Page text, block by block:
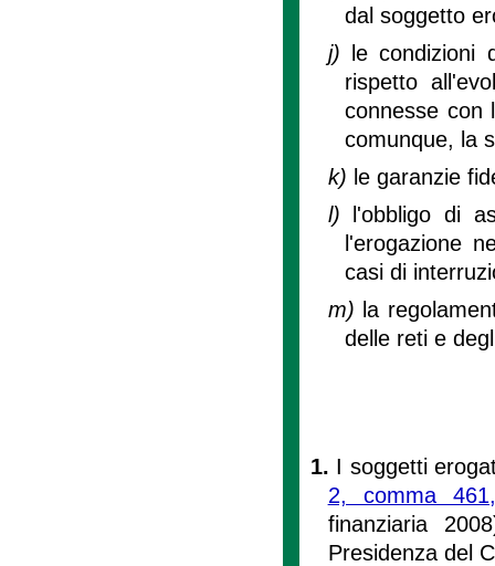
dal soggetto
j)
le condizioni
rispetto
connesse con
comunque, la
k) le garanzie
l)
l'obbligo di
l'erogazione
casi di
m) la
delle reti e
1. I soggetti
2, comma
finanziaria
Presidenza del